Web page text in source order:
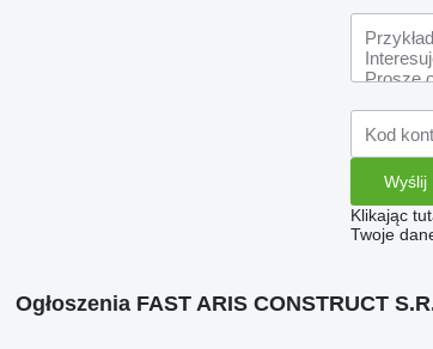
Klikając
Twoje
Ogłoszenia FAST ARIS CONSTRUCT